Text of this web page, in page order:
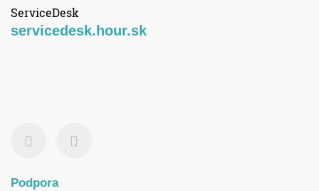
ServiceDesk
servicedesk.hour.sk
Podpora